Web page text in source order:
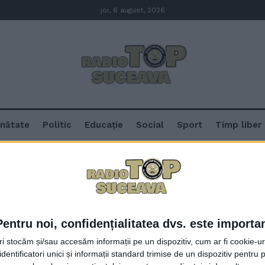
noi, confidențialitatea dvs. este
stocăm și/sau accesăm informații pe un dispozitiv, cum ar fi cookie-
unici și informații standard trimise de un dispozitiv pentru
joi, 6 august, 2026
Politic Educație Social Sport Timp liber
Certificat Constatator Negativ
plombare. Viceprimarul